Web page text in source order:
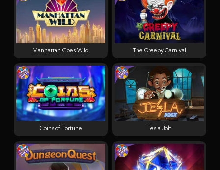
Manhattan Goes Wild
Tesla Jolt
Coins of Fortune
The Creepy Carnival